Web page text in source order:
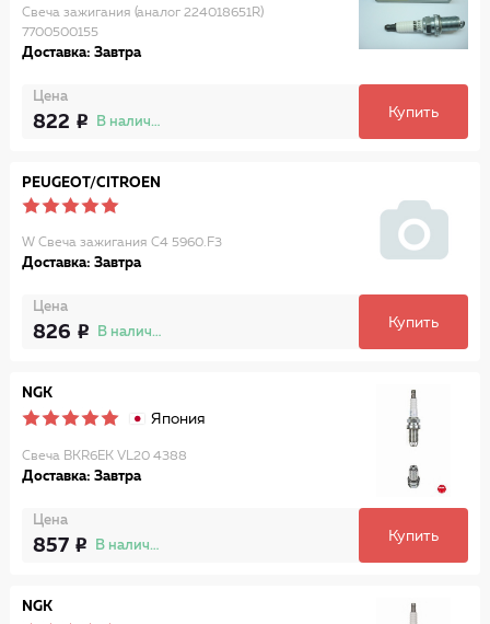
Свеча зажигания (аналог 224018651R)
7700500155
Доставка: Завтра
Цена
822 В наличии
Купить
PEUGEOT/CITROEN
W Свеча зажигания C4 5960.F3
Доставка: Завтра
Цена
826 В наличии
Купить
NGK
Япония
Свеча BKR6EK VL20 4388
Доставка: Завтра
Цена
857 В наличии
Купить
NGK